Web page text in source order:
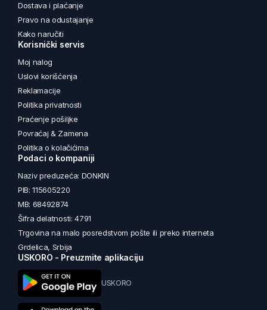
Dostava i plaćanje
Pravo na odustajanje
Kako naručiti
Korisnički servis
Moj nalog
Uslovi korišćenja
Reklamacije
Politika privatnosti
Praćenje pošiljke
Povraćaj & Zamena
Politika o kolačićima
Podaci o kompaniji
Naziv preduzeća: DONKIN
PIB: 115605220
MB: 68492874
Šifra delatnosti: 4791
Trgovina na malo posredstvom pošte ili preko interneta
Grdelica, Srbija
USKORO - Preuzmite aplikaciju
USKORO